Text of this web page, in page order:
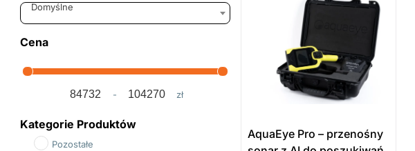
Sort Products
Domyślne
Cena
Minimum Price
- Maximum Price
zł
Kategorie Produktów
Pozostałe
AquaEye Pro – przenośny